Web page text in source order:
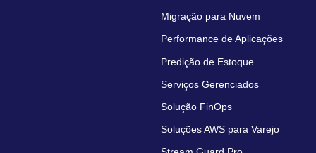
Migração para Nuvem
Performance de Aplicações
Predição de Estoque
Serviços Gerenciados
Solução FinOps
Soluções AWS para Varejo